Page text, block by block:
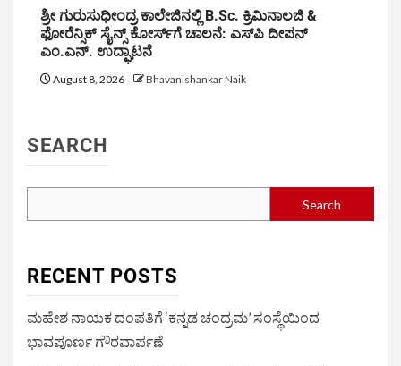
ಶ್ರೀ ಗುರುಸುಧೀಂದ್ರ ಕಾಲೇಜಿನಲ್ಲಿ B.Sc. ಕ್ರಿಮಿನಾಲಜಿ &
ಫೋರೆನ್ಸಿಕ್ ಸೈನ್ಸ್ ಕೋರ್ಸ್‌ಗೆ ಚಾಲನೆ: ಎಸ್‌ಪಿ ದೀಪನ್
ಎಂ.ಎನ್. ಉದ್ಘಾಟನೆ
August 8, 2026 Bhavanishankar Naik
SEARCH
Search
RECENT POSTS
ಮಹೇಶ ನಾಯಕ ದಂಪತಿಗೆ ‘ಕನ್ನಡ ಚಂದ್ರಮ’ ಸಂಸ್ಥೆಯಿಂದ
ಭಾವಪೂರ್ಣ ಗೌರವಾರ್ಪಣೆ